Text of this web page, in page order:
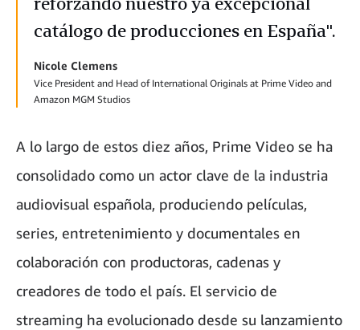
catálogo de producciones en España".
Nicole Clemens
Vice President and Head of International Originals at Prime Video and
Amazon MGM Studios
A lo largo de estos diez años, Prime Video se ha
consolidado como un actor clave de la industria
audiovisual española, produciendo películas,
series, entretenimiento y documentales en
colaboración con productoras, cadenas y
creadores de todo el país. El servicio de
streaming ha evolucionado desde su lanzamiento